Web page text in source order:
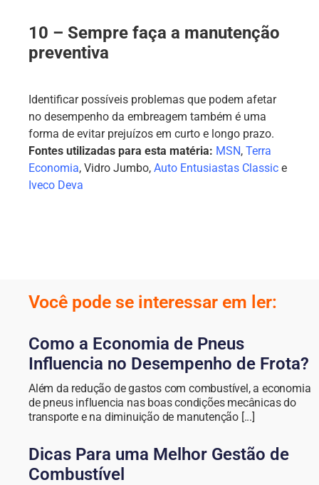
10 – Sempre faça a manutenção
preventiva
Identificar possíveis problemas que podem afetar
no desempenho da embreagem também é uma
forma de evitar prejuízos em curto e longo prazo.
Fontes utilizadas para esta matéria: MSN, Terra
Economia, Vidro Jumbo, Auto Entusiastas Classic e
Iveco Deva
Você pode se interessar em ler:
Como a Economia de Pneus
Influencia no Desempenho de Frota?
Além da redução de gastos com combustível, a economia
de pneus influencia nas boas condições mecânicas do
transporte e na diminuição de manutenção [...]
Dicas Para uma Melhor Gestão de
Combustível